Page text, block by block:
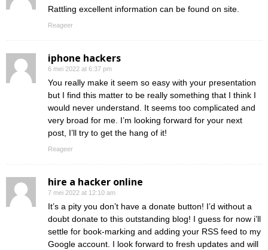
Rattling excellent information can be found on site.
Reageer
iphone hackers
6 mei 2022 at 6:37 pm
You really make it seem so easy with your presentation
but I find this matter to be really something that I think I
would never understand. It seems too complicated and
very broad for me. I’m looking forward for your next
post, I’ll try to get the hang of it!
Reageer
hire a hacker online
7 mei 2022 at 12:10 am
It’s a pity you don’t have a donate button! I’d without a
doubt donate to this outstanding blog! I guess for now i’ll
settle for book-marking and adding your RSS feed to my
Google account. I look forward to fresh updates and will